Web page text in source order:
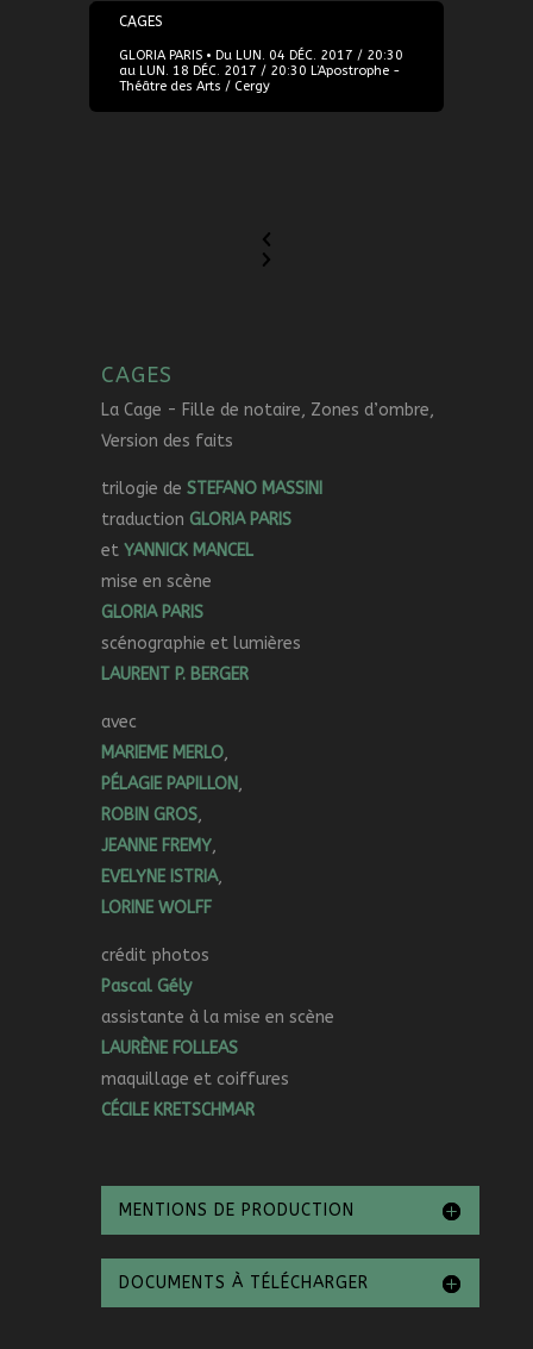
04/12/2017
CAGES
GLORIA PARIS • Du LUN. 04 DÉC. 2017 / 20:30
au LUN. 18 DÉC. 2017 / 20:30 L’Apostrophe -
Théâtre des Arts / Cergy
CAGES
La Cage - Fille de notaire, Zones d’ombre,
Version des faits
trilogie de STEFANO MASSINI
traduction GLORIA PARIS
et YANNICK MANCEL
mise en scène
GLORIA PARIS
scénographie et lumières
LAURENT P. BERGER
avec
MARIEME MERLO,
PÉLAGIE PAPILLON,
ROBIN GROS,
JEANNE FREMY,
EVELYNE ISTRIA,
LORINE WOLFF
crédit photos
Pascal Gély
assistante à la mise en scène
LAURÈNE FOLLEAS
maquillage et coiffures
CÉCILE KRETSCHMAR
MENTIONS DE PRODUCTION
DOCUMENTS À TÉLÉCHARGER